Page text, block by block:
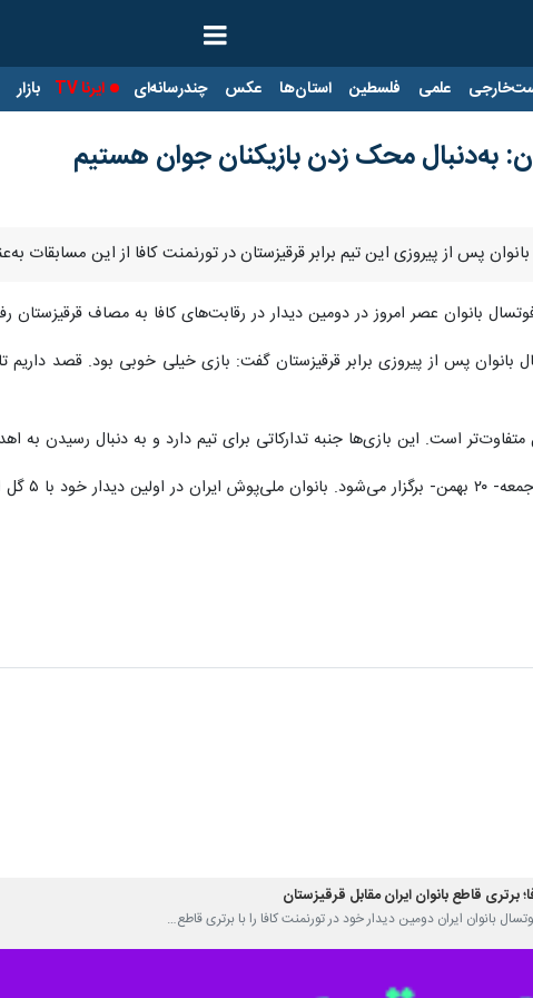
علمی فلسطین استان‌ها عکس چندرسانه‌ای ایرنا TV بازار
به‌دنبال محک زدن بازیکنان جوان هستیم